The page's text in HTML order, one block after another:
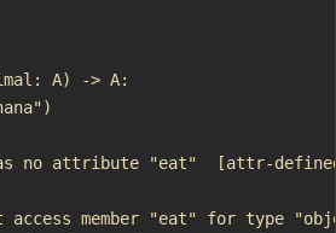
A) -> A:
no attribute "eat"  [attr-
access member "eat" for type